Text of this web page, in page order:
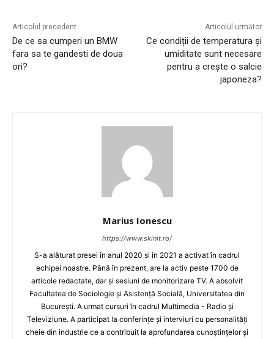
Articolul precedent
De ce sa cumperi un BMW
fara sa te gandesti de doua
ori?
Articolul următor
Ce condiții de temperatura și
umiditate sunt necesare
pentru a crește o salcie
japoneza?
Marius Ionescu
https://www.skinit.ro/
S-a alăturat presei în anul 2020 si in 2021 a activat în cadrul
echipei noastre. Până în prezent, are la activ peste 1700 de
articole redactate, dar și sesiuni de monitorizare TV. A absolvit
Facultatea de Sociologie și Asistență Socială, Universitatea din
București. A urmat cursuri în cadrul Multimedia - Radio și
Televiziune. A participat la conferințe și interviuri cu personalități
cheie din industrie ce a contribuit la aprofundarea cunoștințelor și